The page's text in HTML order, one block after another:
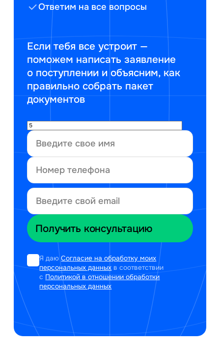
Ответим на все вопросы
Если тебя все устроит —
поможем написать заявление
о поступлении и объясним, как
правильно собрать пакет
документов
Я даюСогласие на обработку моих
персональных данных в соответствии
с Политикой в отношении обработки
персональных данных